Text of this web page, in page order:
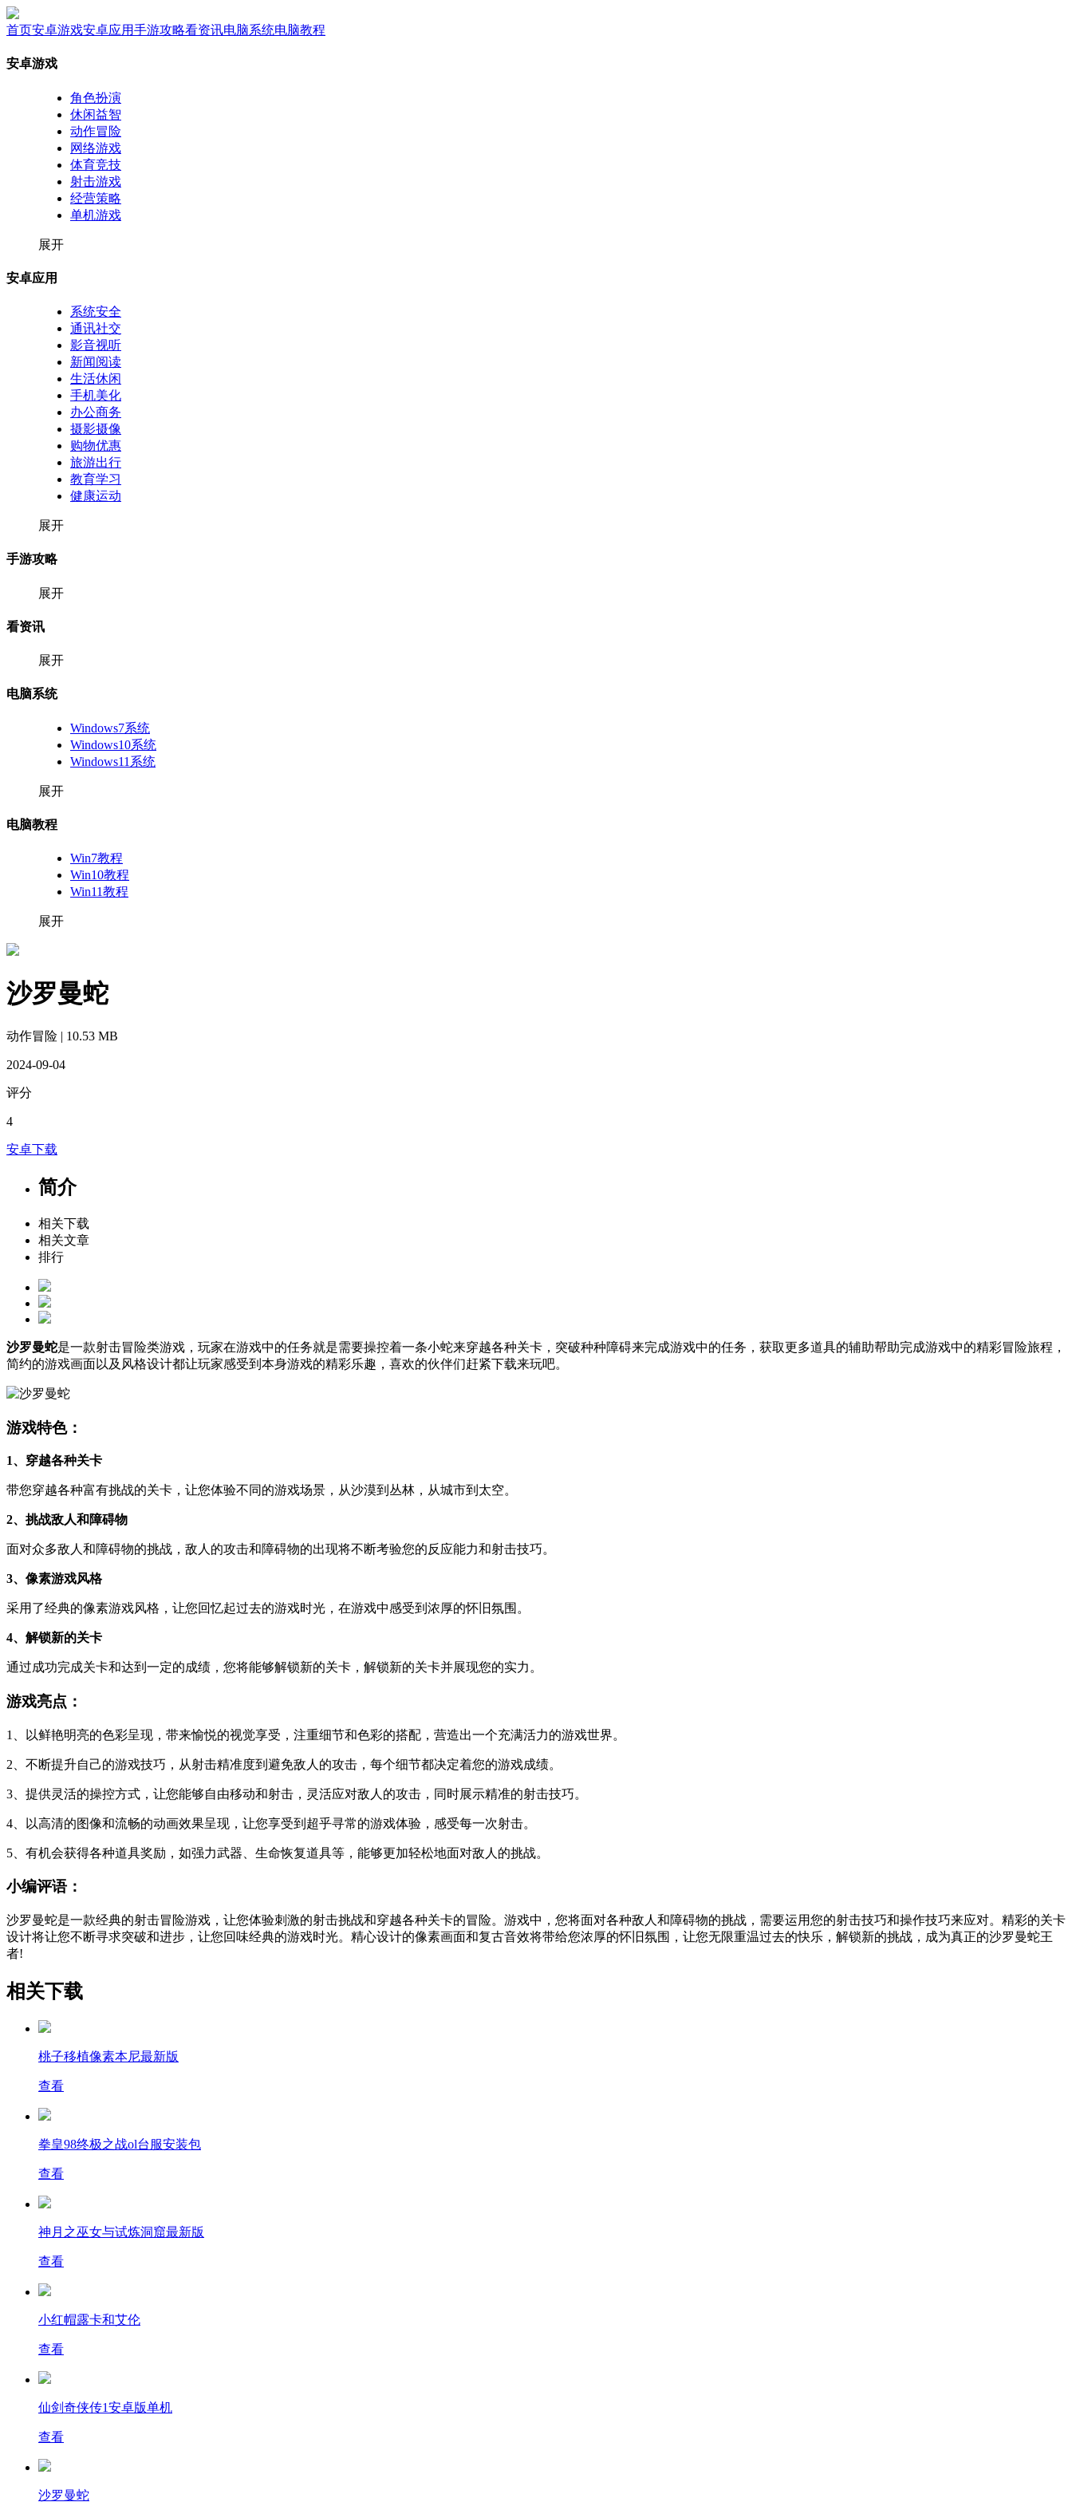
首页安卓游戏安卓应用手游攻略看资讯电脑系统电脑教程
安卓游戏
角色扮演
休闲益智
动作冒险
网络游戏
体育竞技
射击游戏
经营策略
单机游戏
展开
安卓应用
系统安全
通讯社交
影音视听
新闻阅读
生活休闲
手机美化
办公商务
摄影摄像
购物优惠
旅游出行
教育学习
健康运动
展开
手游攻略
展开
看资讯
展开
电脑系统
Windows7系统
Windows10系统
Windows11系统
展开
电脑教程
Win7教程
Win10教程
Win11教程
展开
沙罗曼蛇
动作冒险 | 10.53 MB
2024-09-04
评分
4
安卓下载
简介
相关下载
相关文章
排行
沙罗曼蛇是一款射击冒险类游戏，玩家在游戏中的任务就是需要操控着一条小蛇来穿越各种关卡，突破种种障碍来完成游戏中的任务，获取更多道具的辅助帮助完成游戏中的精彩冒险旅程，
简约的游戏画面以及风格设计都让玩家感受到本身游戏的精彩乐趣，喜欢的伙伴们赶紧下载来玩吧。
游戏特色：
1、穿越各种关卡
带您穿越各种富有挑战的关卡，让您体验不同的游戏场景，从沙漠到丛林，从城市到太空。
2、挑战敌人和障碍物
面对众多敌人和障碍物的挑战，敌人的攻击和障碍物的出现将不断考验您的反应能力和射击技巧。
3、像素游戏风格
采用了经典的像素游戏风格，让您回忆起过去的游戏时光，在游戏中感受到浓厚的怀旧氛围。
4、解锁新的关卡
通过成功完成关卡和达到一定的成绩，您将能够解锁新的关卡，解锁新的关卡并展现您的实力。
游戏亮点：
1、以鲜艳明亮的色彩呈现，带来愉悦的视觉享受，注重细节和色彩的搭配，营造出一个充满活力的游戏世界。
2、不断提升自己的游戏技巧，从射击精准度到避免敌人的攻击，每个细节都决定着您的游戏成绩。
3、提供灵活的操控方式，让您能够自由移动和射击，灵活应对敌人的攻击，同时展示精准的射击技巧。
4、以高清的图像和流畅的动画效果呈现，让您享受到超乎寻常的游戏体验，感受每一次射击。
5、有机会获得各种道具奖励，如强力武器、生命恢复道具等，能够更加轻松地面对敌人的挑战。
小编评语：
沙罗曼蛇是一款经典的射击冒险游戏，让您体验刺激的射击挑战和穿越各种关卡的冒险。游戏中，您将面对各种敌人和障碍物的挑战，需要运用您的射击技巧和操作技巧来应对。精彩的关卡
设计将让您不断寻求突破和进步，让您回味经典的游戏时光。精心设计的像素画面和复古音效将带给您浓厚的怀旧氛围，让您无限重温过去的快乐，解锁新的挑战，成为真正的沙罗曼蛇王
者!
相关下载
桃子移植像素本尼最新版
查看
拳皇98终极之战ol台服安装包
查看
神月之巫女与试炼洞窟最新版
查看
小红帽露卡和艾伦
查看
仙剑奇侠传1安卓版单机
查看
沙罗曼蛇